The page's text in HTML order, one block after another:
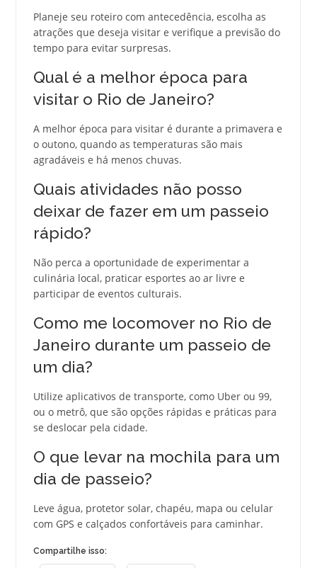
Planeje seu roteiro com antecedência, escolha as
atrações que deseja visitar e verifique a previsão do
tempo para evitar surpresas.
Qual é a melhor época para
visitar o Rio de Janeiro?
A melhor época para visitar é durante a primavera e
o outono, quando as temperaturas são mais
agradáveis e há menos chuvas.
Quais atividades não posso
deixar de fazer em um passeio
rápido?
Não perca a oportunidade de experimentar a
culinária local, praticar esportes ao ar livre e
participar de eventos culturais.
Como me locomover no Rio de
Janeiro durante um passeio de
um dia?
Utilize aplicativos de transporte, como Uber ou 99,
ou o metrô, que são opções rápidas e práticas para
se deslocar pela cidade.
O que levar na mochila para um
dia de passeio?
Leve água, protetor solar, chapéu, mapa ou celular
com GPS e calçados confortáveis para caminhar.
Compartilhe isso: